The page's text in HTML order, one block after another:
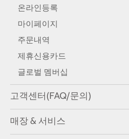
온라인등록
마이페이지
주문내역
제휴신용카드
글로벌 멤버십
고객센터(FAQ/문의)
매장 & 서비스